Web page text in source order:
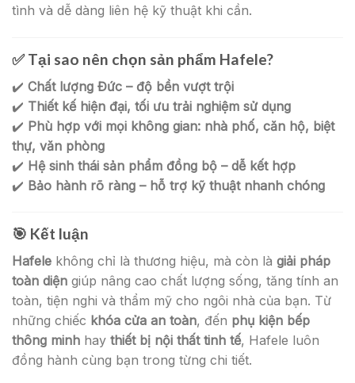
tình và dễ dàng liên hệ kỹ thuật khi cần.
✅Tại sao nên chọn sản phẩm Hafele?
✔️ Chất lượng Đức – độ bền vượt trội
✔️ Thiết kế hiện đại, tối ưu trải nghiệm sử dụng
✔️ Phù hợp với mọi không gian: nhà phố, căn hộ, biệt
thự, văn phòng
✔️ Hệ sinh thái sản phẩm đồng bộ – dễ kết hợp
✔️ Bảo hành rõ ràng – hỗ trợ kỹ thuật nhanh chóng
🎯 Kết luận
Hafele không chỉ là thương hiệu, mà còn là giải pháp
toàn diện giúp nâng cao chất lượng sống, tăng tính an
toàn, tiện nghi và thẩm mỹ cho ngôi nhà của bạn. Từ
những chiếc khóa cửa an toàn, đến phụ kiện bếp
thông minh hay thiết bị nội thất tinh tế, Hafele luôn
đồng hành cùng bạn trong từng chi tiết.